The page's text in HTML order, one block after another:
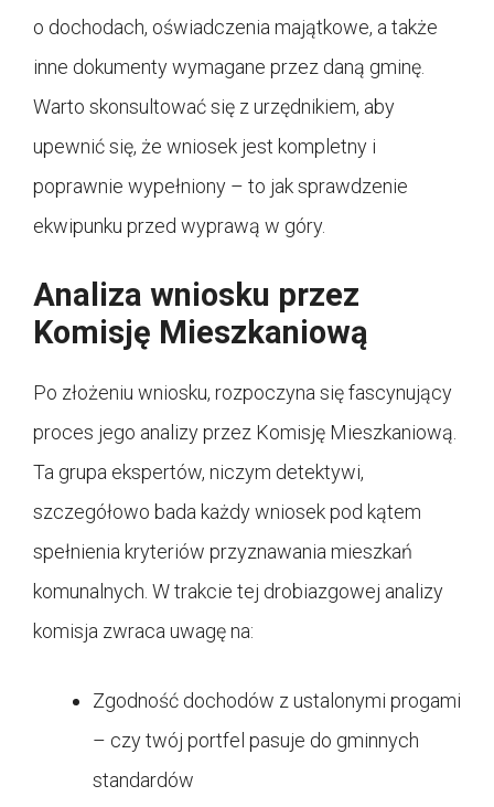
o dochodach, oświadczenia majątkowe, a także
inne dokumenty wymagane przez daną gminę.
Warto skonsultować się z urzędnikiem, aby
upewnić się, że wniosek jest kompletny i
poprawnie wypełniony – to jak sprawdzenie
ekwipunku przed wyprawą w góry.
Analiza wniosku przez
Komisję Mieszkaniową
Po złożeniu wniosku, rozpoczyna się fascynujący
proces jego analizy przez Komisję Mieszkaniową.
Ta grupa ekspertów, niczym detektywi,
szczegółowo bada każdy wniosek pod kątem
spełnienia kryteriów przyznawania mieszkań
komunalnych. W trakcie tej drobiazgowej analizy
komisja zwraca uwagę na:
Zgodność dochodów z ustalonymi progami
– czy twój portfel pasuje do gminnych
standardów